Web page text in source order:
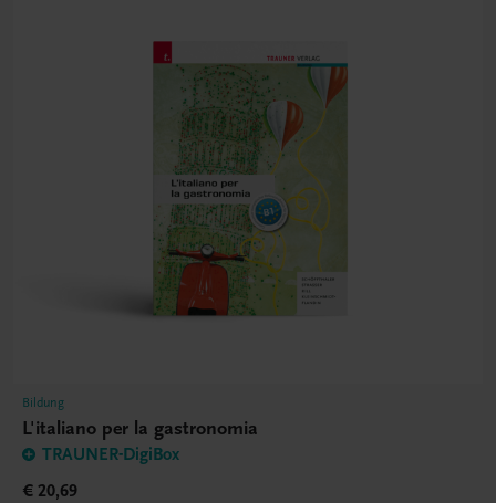
Bildung
L'italiano per la gastronomia
TRAUNER-DigiBox
€ 20,69